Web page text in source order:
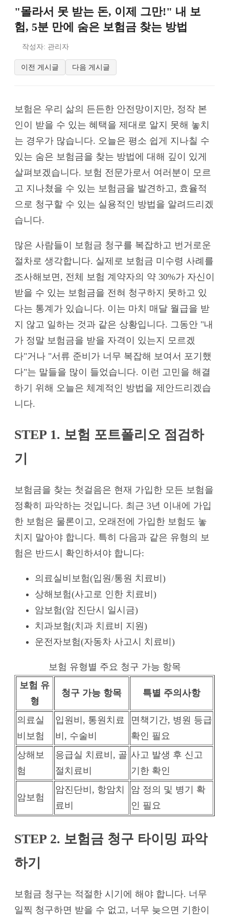
"몰라서 못 받는 돈, 이제 그만!" 내 보
험, 5분 만에 숨은 보험금 찾는 방법
작성자: 관리자
이전 게시글 다음 게시글
보험은 우리 삶의 든든한 안전망이지만, 정작 본
인이 받을 수 있는 혜택을 제대로 알지 못해 놓치
는 경우가 많습니다. 오늘은 평소 쉽게 지나칠 수
있는 숨은 보험금을 찾는 방법에 대해 깊이 있게
살펴보겠습니다. 보험 전문가로서 여러분이 모르
고 지나쳤을 수 있는 보험금을 발견하고, 효율적
으로 청구할 수 있는 실용적인 방법을 알려드리겠
습니다.
많은 사람들이 보험금 청구를 복잡하고 번거로운
절차로 생각합니다. 실제로 보험금 미수령 사례를
조사해보면, 전체 보험 계약자의 약 30%가 자신이
받을 수 있는 보험금을 전혀 청구하지 못하고 있
다는 통계가 있습니다. 이는 마치 매달 월급을 받
지 않고 일하는 것과 같은 상황입니다. 그동안 "내
가 정말 보험금을 받을 자격이 있는지 모르겠
다"거나 "서류 준비가 너무 복잡해 보여서 포기했
다"는 말들을 많이 들었습니다. 이런 고민을 해결
하기 위해 오늘은 체계적인 방법을 제안드리겠습
니다.
STEP 1. 보험 포트폴리오 점검하
기
보험금을 찾는 첫걸음은 현재 가입한 모든 보험을
정확히 파악하는 것입니다. 최근 3년 이내에 가입
한 보험은 물론이고, 오래전에 가입한 보험도 놓
치지 말아야 합니다. 특히 다음과 같은 유형의 보
험은 반드시 확인하셔야 합니다:
의료실비보험(입원/통원 치료비)
상해보험(사고로 인한 치료비)
암보험(암 진단시 일시금)
치과보험(치과 치료비 지원)
운전자보험(자동차 사고시 치료비)
보험 유형별 주요 청구 가능 항목
보험 유
형
청구 가능 항목 특별 주의사항
의료실
비보험
입원비, 통원치료
비, 수술비
면책기간, 병원 등급
확인 필요
상해보
험
응급실 치료비, 골
절치료비
사고 발생 후 신고
기한 확인
암보험
암진단비, 항암치
료비
암 정의 및 병기 확
인 필요
STEP 2. 보험금 청구 타이밍 파악
하기
보험금 청구는 적절한 시기에 해야 합니다. 너무
일찍 청구하면 받을 수 없고, 너무 늦으면 기한이